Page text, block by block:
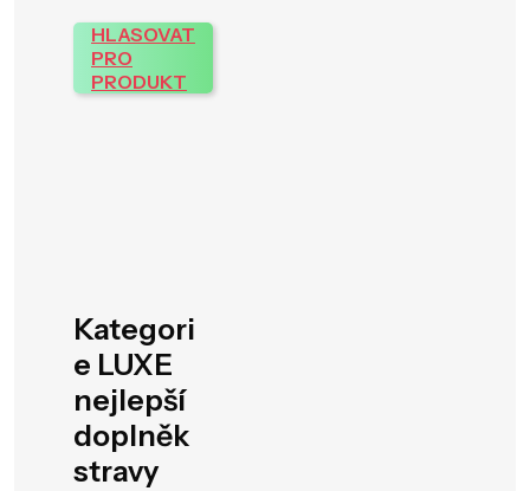
HLASOVAT
PRO
PRODUKT
Kategori
e LUXE
nejlepší
doplněk
stravy